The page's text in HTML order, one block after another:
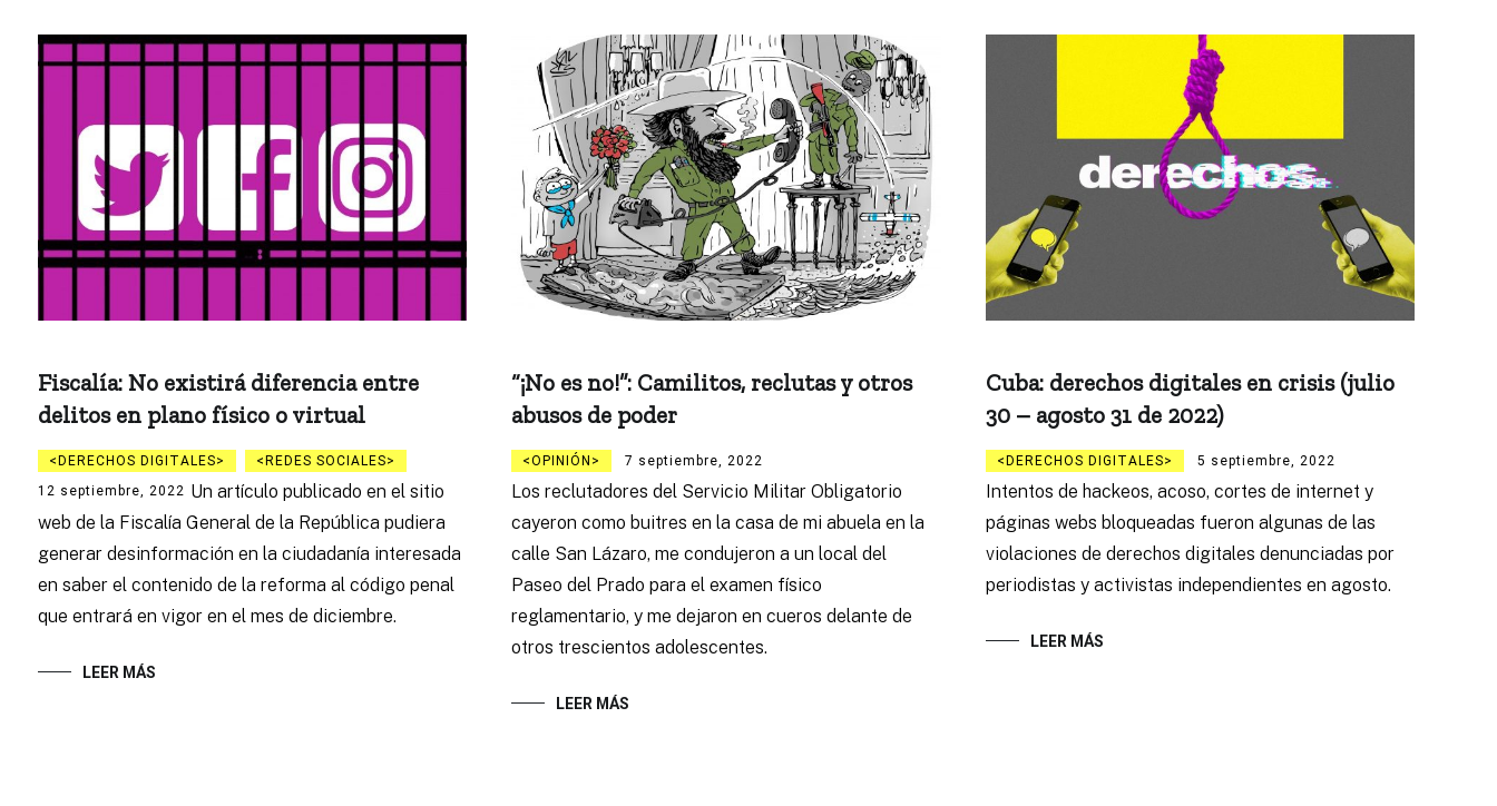
Fiscalía: No existirá diferencia entre
delitos en plano físico o virtual
DERECHOS DIGITALES
REDES SOCIALES
12 septiembre, 2022 Un artículo publicado en el sitio
web de la Fiscalía General de la República pudiera
generar desinformación en la ciudadanía interesada
en saber el contenido de la reforma al código penal
que entrará en vigor en el mes de diciembre.
LEER MÁS
“¡No es no!”: Camilitos, reclutas y otros
abusos de poder
OPINIÓN 7 septiembre, 2022
Los reclutadores del Servicio Militar Obligatorio
cayeron como buitres en la casa de mi abuela en la
calle San Lázaro, me condujeron a un local del
Paseo del Prado para el examen físico
reglamentario, y me dejaron en cueros delante de
otros trescientos adolescentes.
LEER MÁS
Cuba: derechos digitales en crisis (julio
30 – agosto 31 de 2022)
DERECHOS DIGITALES 5 septiembre, 2022
Intentos de hackeos, acoso, cortes de internet y
páginas webs bloqueadas fueron algunas de las
violaciones de derechos digitales denunciadas por
periodistas y activistas independientes en agosto.
LEER MÁS